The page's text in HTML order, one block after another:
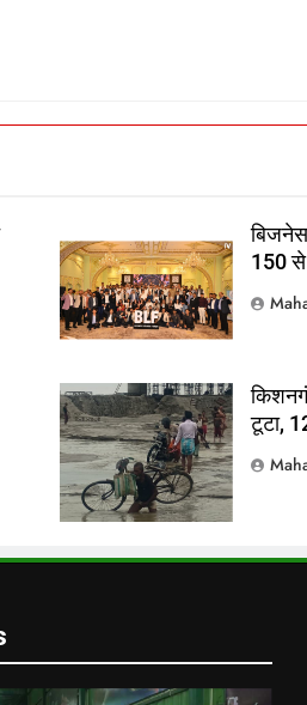
बिजनेस
150 से
टूटा,